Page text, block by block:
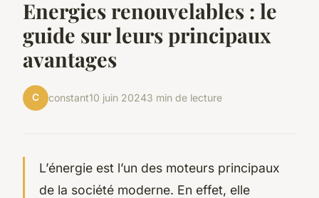
Energies renouvelables : le
guide sur leurs principaux
avantages
C constant10 juin 20243 min de lecture
L’énergie est l’un des moteurs principaux
de la société moderne. En effet, elle